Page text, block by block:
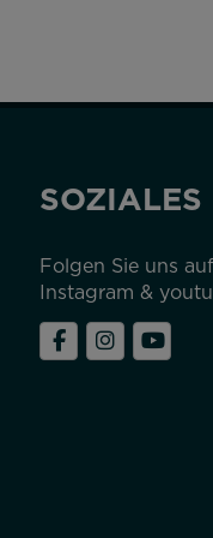
SOZIALES
Folgen Sie uns
Instagram &